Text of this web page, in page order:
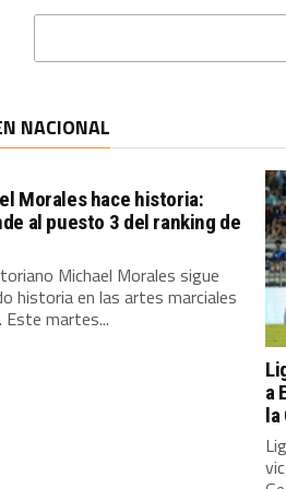
NACIONAL
Morales hace historia:
al puesto 3 del ranking de
Michael Morales sigue
historia en las artes marciales
Este martes...
a
la